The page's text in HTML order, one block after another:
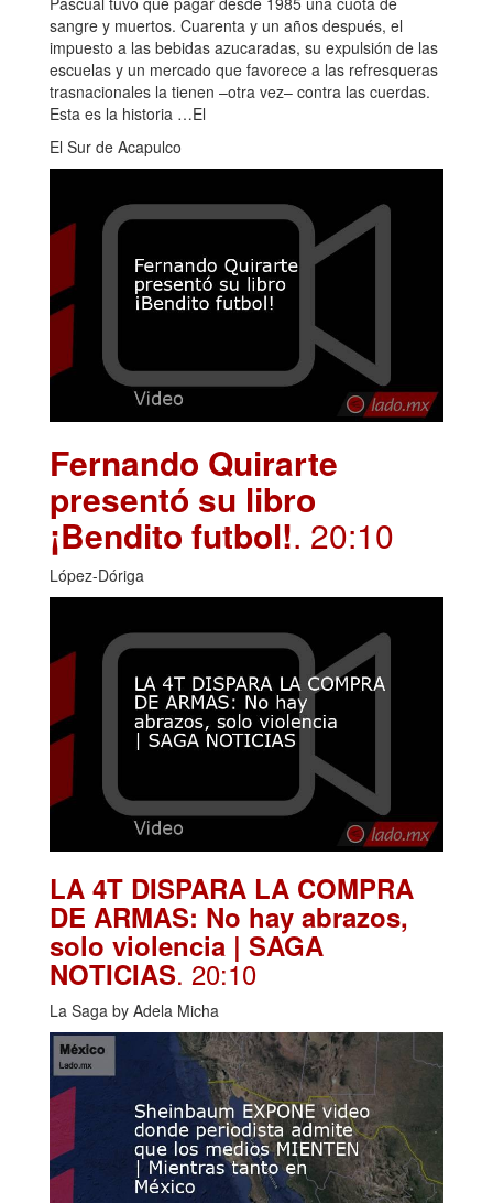
sangre y muertos. Cuarenta y un años después, el
impuesto a las bebidas azucaradas, su expulsión de las
escuelas y un mercado que favorece a las refresqueras
trasnacionales la tienen –otra vez– contra las cuerdas.
Esta es la historia …El
El Sur de Acapulco
Fernando Quirarte
presentó su libro
¡Bendito futbol!. 20:10
López-Dóriga
LA 4T DISPARA LA COMPRA
DE ARMAS: No hay abrazos,
solo violencia | SAGA
NOTICIAS. 20:10
La Saga by Adela Micha